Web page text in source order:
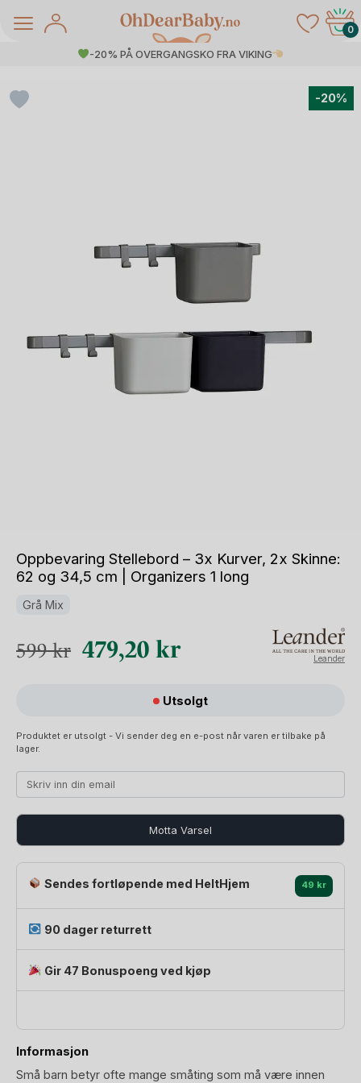
0
-20% PÅ OVERGANGSKO FRA VIKING
-20%
Oppbevaring Stellebord – 3x Kurver, 2x Skinne:
62 og 34,5 cm | Organizers 1 long
Grå Mix
599kr Opprinnelig
599 kr.
479,20krNåværende
er:
479,20 kr.
Leander
Utsolgt
Produktet er utsolgt - Vi sender deg en e-post når varen er tilbake på
lager.
Motta Varsel
Sendes fortløpende med HeltHjem 49 kr
90 dager returrett
Gir 47 Bonuspoeng ved kjøp
Informasjon
Små barn betyr ofte mange småting som må være innen